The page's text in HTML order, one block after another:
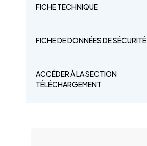
FICHE TECHNIQUE
FICHE DE DONNÉES DE SÉCURITÉ
ACCÉDER À LA SECTION
TÉLÉCHARGEMENT